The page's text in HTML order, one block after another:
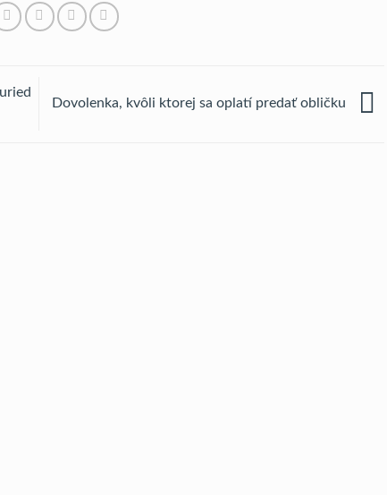
Dovolenka, kvôli ktorej sa oplatí predať obličku